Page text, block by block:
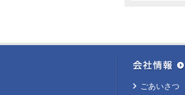
ごあいさつ